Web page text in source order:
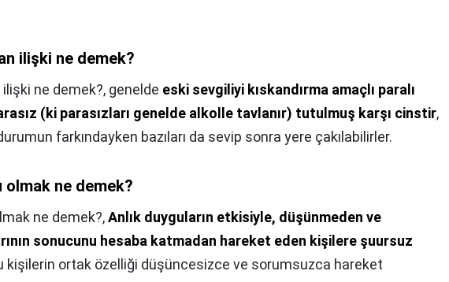
ilişki ne demek?
ne demek?, genelde eski sevgiliyi kıskandırma amaçlı paralı
(ki parasızları genelde alkolle tavlanır) tutulmuş karşı cinstir,
farkındayken bazıları da sevip sonra yere çakılabilirler.
olmak ne demek?
ne demek?,Anlık duyguların etkisiyle, düşünmeden ve
sonucunu hesaba katmadan hareket eden kişilere şuursuz
kişilerin ortak özelliği düşüncesizce ve sorumsuzca hareket